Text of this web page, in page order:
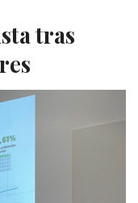
tras